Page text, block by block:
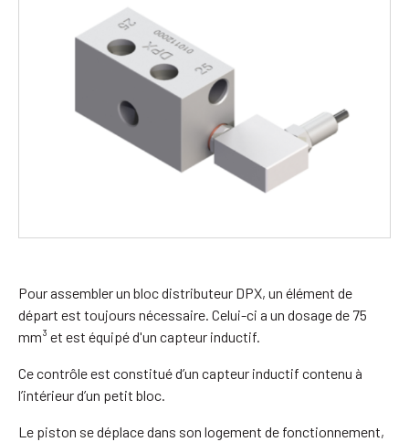
Pour assembler un bloc distributeur DPX, un élément de
départ est toujours nécessaire. Celui-ci a un dosage de 75
mm³ et est équipé d'un capteur inductif.
Ce contrôle est constitué d’un capteur inductif contenu à
l’intérieur d’un petit bloc.
Le piston se déplace dans son logement de fonctionnement,